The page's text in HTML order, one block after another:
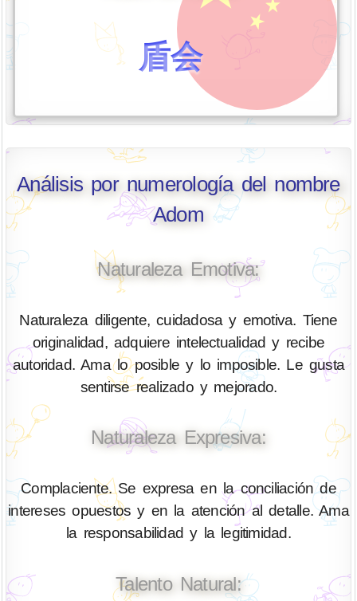
盾会
Análisis por numerología del nombre
Adom
Naturaleza Emotiva:
Naturaleza diligente, cuidadosa y emotiva. Tiene
originalidad, adquiere intelectualidad y recibe
autoridad. Ama lo posible y lo imposible. Le gusta
sentirse realizado y mejorado.
Naturaleza Expresiva:
Complaciente. Se expresa en la conciliación de
intereses opuestos y en la atención al detalle. Ama
la responsabilidad y la legitimidad.
Talento Natural: